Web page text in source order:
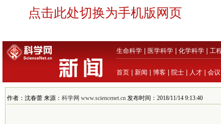
点击此处切换为手机版网页
生命科学 医学科学 化学科学 工
首页 新闻 博客 院士 人才 会议
作者：沈春蕾 来源： 科学网 www.sciencenet.cn 发布时间：2018/11/14 9:13:40